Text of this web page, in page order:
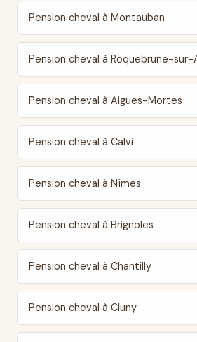
Pension cheval à Montauban
Pension cheval à Roquebrune-sur-
Pension cheval à Aigues-Mortes
Pension cheval à Calvi
Pension cheval à Nîmes
Pension cheval à Brignoles
Pension cheval à Chantilly
Pension cheval à Cluny